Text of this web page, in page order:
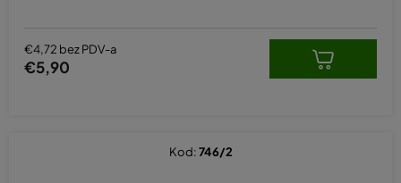
€4,72 bez PDV-a
€5,90
Kod:746/2